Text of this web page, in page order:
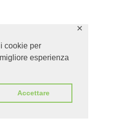
cookie per
esperienza
Accettare
✕